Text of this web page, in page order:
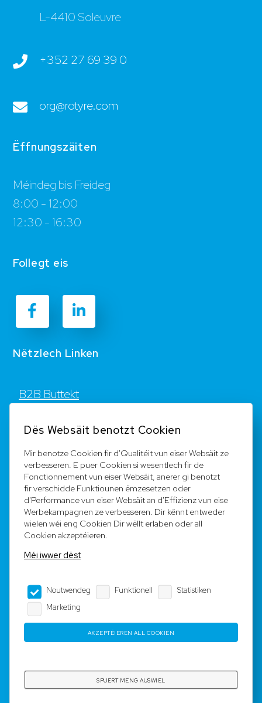
L-4410 Soleuvre
+352 27 69 39 0
org@rotyre.com
Ëffnungszäiten
Méindeg bis Freideg
8:00 - 12:00
12:30 - 16:30
Follegt eis
Nëtzlech Linken
B2B Buttekt
Registréieren
Equipe
Legal Notice
Impressum
Dateschutz
3W.LU
Dës Websäit benotzt Cookien
Mir benotze Cookien fir d'Qualitéit vun eiser Websäit ze
verbesseren. E puer Cookien si wesentlech fir de
Fonctionnement vun eiser Websäit, anerer gi benotzt
fir verschidde Funktiounen ëmzesetzen oder
d'Performance vun eiser Websäit an d'Effizienz vun eise
Werbekampagnen ze verbesseren. Dir kënnt entweder
wielen wéi eng Cookien Dir wëllt erlaben oder all
Cookien akzeptéieren.
Méi iwwer dëst
Noutwendeg Funktionell
Statistiken
Marketing
AKZEPTÉIEREN ALL COOKIEN
SPUERT MENG AUSWIEL